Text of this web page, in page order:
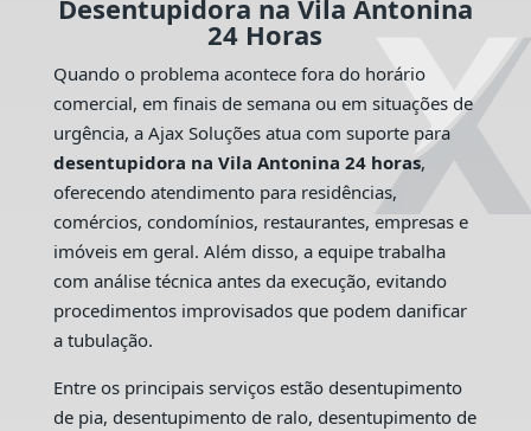
Desentupidora na Vila Antonina
24 Horas
Quando o problema acontece fora do horário
comercial, em finais de semana ou em situações de
urgência, a Ajax Soluções atua com suporte para
desentupidora na Vila Antonina 24 horas,
oferecendo atendimento para residências,
comércios, condomínios, restaurantes, empresas e
imóveis em geral. Além disso, a equipe trabalha
com análise técnica antes da execução, evitando
procedimentos improvisados que podem danificar
a tubulação.
Entre os principais serviços estão desentupimento
de pia, desentupimento de ralo, desentupimento de